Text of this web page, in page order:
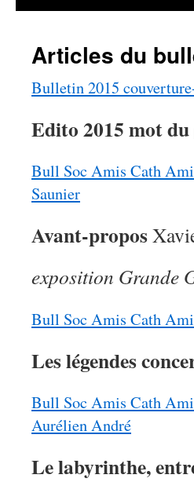
Articles du
Bulletin 2015
Edito 2015 mot
Bull Soc Amis Cath
Saunier
Avant-propos
exposition Grande
Bull Soc Amis Cath
Les légendes
Bull Soc Amis Cath
Aurélien André
Le labyrinthe,